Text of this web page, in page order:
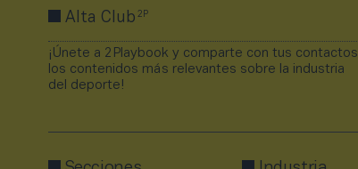
Alta Club2P
¡Únete a 2Playbook y comparte con tus contactos
los contenidos más relevantes sobre la industria
del deporte!